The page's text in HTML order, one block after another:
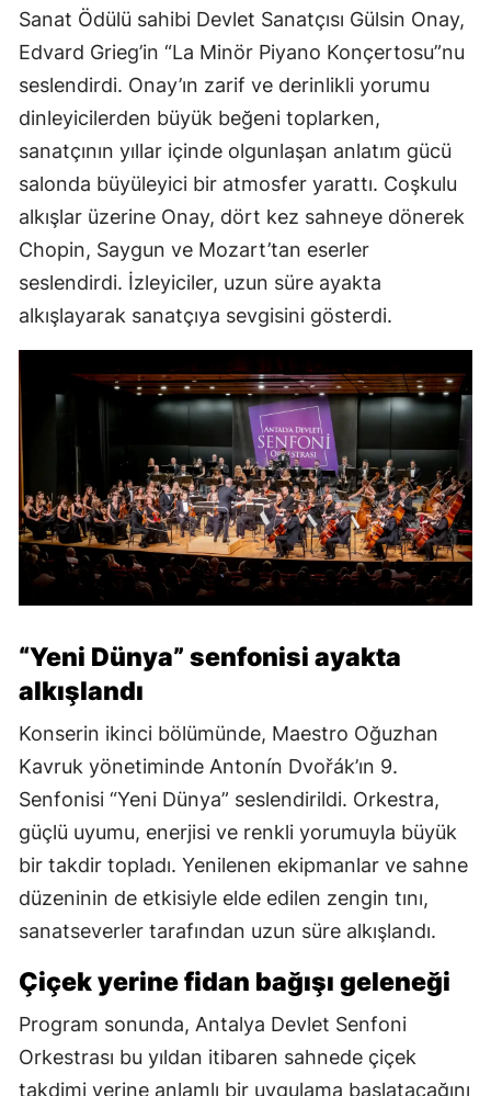
Sanat Ödülü sahibi Devlet Sanatçısı Gülsin Onay,
Edvard Grieg’in “La Minör Piyano Konçertosu”nu
seslendirdi. Onay’ın zarif ve derinlikli yorumu
dinleyicilerden büyük beğeni toplarken,
sanatçının yıllar içinde olgunlaşan anlatım gücü
salonda büyüleyici bir atmosfer yarattı. Coşkulu
alkışlar üzerine Onay, dört kez sahneye dönerek
Chopin, Saygun ve Mozart’tan eserler
seslendirdi. İzleyiciler, uzun süre ayakta
alkışlayarak sanatçıya sevgisini gösterdi.
“Yeni Dünya” senfonisi ayakta
alkışlandı
Konserin ikinci bölümünde, Maestro Oğuzhan
Kavruk yönetiminde Antonín Dvořák’ın 9.
Senfonisi “Yeni Dünya” seslendirildi. Orkestra,
güçlü uyumu, enerjisi ve renkli yorumuyla büyük
bir takdir topladı. Yenilenen ekipmanlar ve sahne
düzeninin de etkisiyle elde edilen zengin tını,
sanatseverler tarafından uzun süre alkışlandı.
Çiçek yerine fidan bağışı geleneği
Program sonunda, Antalya Devlet Senfoni
Orkestrası bu yıldan itibaren sahnede çiçek
takdimi yerine anlamlı bir uygulama başlatacağını